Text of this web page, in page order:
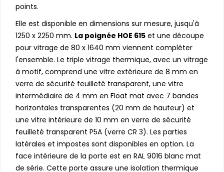
points.
Elle est disponible en dimensions sur mesure, jusqu'à
1250 x 2250 mm. La poignée HOE 615 et une découpe
pour vitrage de 80 x 1640 mm viennent compléter
l'ensemble. Le triple vitrage thermique, avec un vitrage
à motif, comprend une vitre extérieure de 8 mm en
verre de sécurité feuilleté transparent, une vitre
intermédiaire de 4 mm en Float mat avec 7 bandes
horizontales transparentes (20 mm de hauteur) et
une vitre intérieure de 10 mm en verre de sécurité
feuilleté transparent P5A (verre CR 3). Les parties
latérales et impostes sont disponibles en option. La
face intérieure de la porte est en RAL 9016 blanc mat
de série. Cette porte assure une isolation thermique